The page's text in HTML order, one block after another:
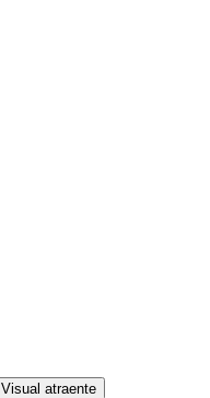
Visual atraente